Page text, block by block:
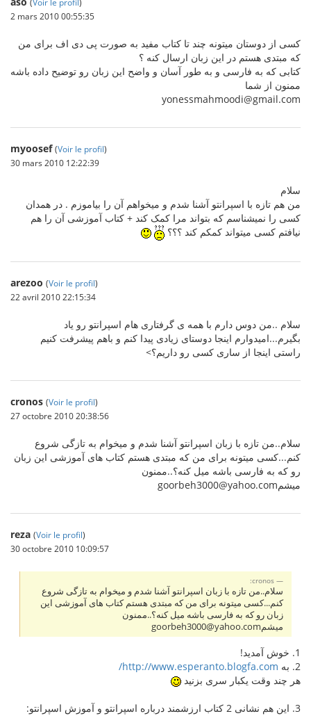
2 mars 2010 00:55:35
کسی از دوستان میتونه چند تا کتاب مفید به صورت پی دی اف برای من
که مبتدی هستم در این زبان ارسال کنه ؟
کتابی که به فارسی و به طور آسان و واضح این زبان رو توضیح داده باشه
ممنون از شما
yonessmahmoodi@gmail.com
myoosef (Voir le profil)
30 mars 2010 12:22:39
سلام
من هم تازه با اسپرانتو آشنا شدم و میخواهم آن را بیاموزم . در همدان
کسی را نمیشناسم که بتواند مرا کمک کند + کتاب آموزشی آن را هم
نیافتم کسی میتواند کمکم کند ؟؟؟
arezoo (Voir le profil)
22 avril 2010 22:15:34
سلام ..من دوس دارم با همه ی گرفتاری هام اسپرانتو رو یاد
بگیرم...امیدوارم اینجا دوستای زیادی پیدا کنم و باهم پیشرفت کنیم
راستی اینجا از ساری کسی رو داریم؟>
cronos (Voir le profil)
27 octobre 2010 20:38:56
سلام..من تازه با زبان اسپرانتو آشنا شدم و میخوام به تازگی شروع
کنم...کسی میتونه برای من که مبتدی هستم کتاب های آموزشی این زبان
رو که به فارسی باشه میل کنه؟..ممنون
میشمgoorbeh3000@yahoo.com
reza (Voir le profil)
30 octobre 2010 10:09:57
cronos:
سلام..من تازه با زبان اسپرانتو آشنا شدم و میخوام به تازگی شروع
کنم...کسی میتونه برای من که مبتدی هستم کتاب های آموزشی این
زبان رو که به فارسی باشه میل کنه؟..ممنون
میشمgoorbeh3000@yahoo.com
1. خوش آمدید!
2. به
http://www.esperanto.blogfa.com/
هر چند وقت یکبار سری بزنید
3. این هم نشانی 2 کتاب ارزشمند درباره اسپرانتو و آموزش اسپرانتو: